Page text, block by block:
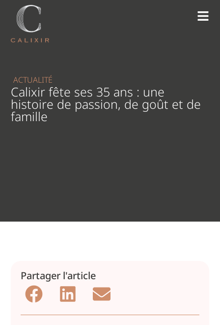
ACTUALITÉ
Calixir fête ses 35 ans : une
histoire de passion, de goût et de
famille
Partager l'article